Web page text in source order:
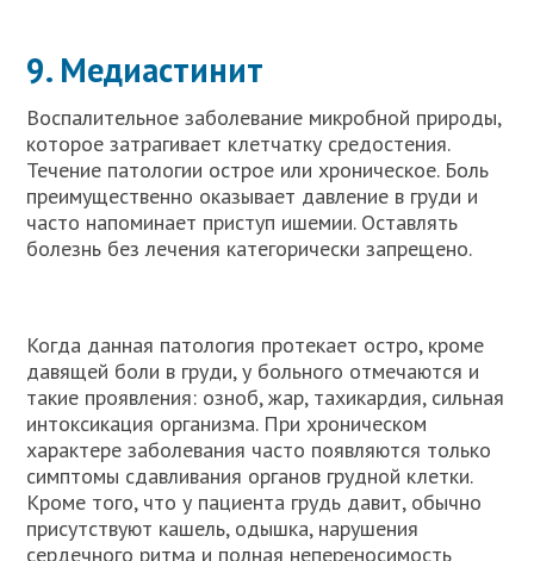
9. Медиастинит
Воспалительное заболевание микробной природы,
которое затрагивает клетчатку средостения.
Течение патологии острое или хроническое. Боль
преимущественно оказывает давление в груди и
часто напоминает приступ ишемии. Оставлять
болезнь без лечения категорически запрещено.
Когда данная патология протекает остро, кроме
давящей боли в груди, у больного отмечаются и
такие проявления: озноб, жар, тахикардия, сильная
интоксикация организма. При хроническом
характере заболевания часто появляются только
симптомы сдавливания органов грудной клетки.
Кроме того, что у пациента грудь давит, обычно
присутствуют кашель, одышка, нарушения
сердечного ритма и полная непереносимость